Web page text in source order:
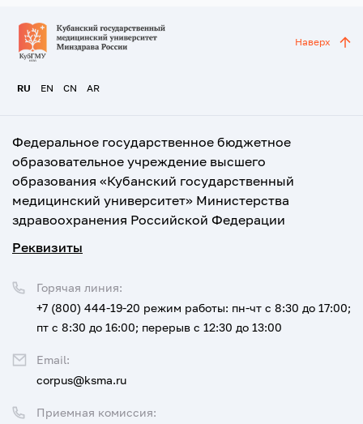
RU EN CN AR
Наверх
Федеральное государственное бюджетное
образовательное учреждение высшего
образования «Кубанский государственный
медицинский университет» Министерства
здравоохранения Российской Федерации
Реквизиты
Приемная комиссия:
Горячая линия:
+7 (800) 444-19-20 режим работы: пн-чт с 8:30 до 17:00;
пт с 8:30 до 16:00; перерыв с 12:30 до 13:00
Email:
corpus@ksma.ru